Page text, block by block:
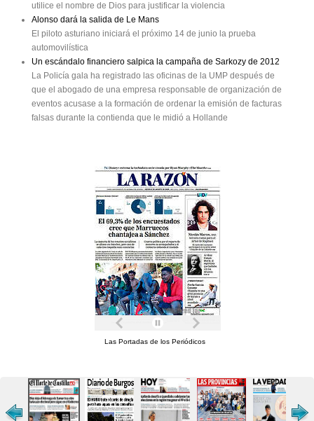
utilice el nombre de Dios para justificar la violencia
Alonso dará la salida de Le Mans
El piloto asturiano iniciará el próximo 14 de junio la prueba
automovilística
Un escándalo financiero salpica la campaña de Sarkozy de 2012
La Policía gala ha registrado las oficinas de la UMP después de
que el abogado de una empresa responsable de organización de
eventos acusase a la formación de ordenar la emisión de facturas
falsas durante la contienda que le midió a Hollande
Las Portadas de los Periódicos